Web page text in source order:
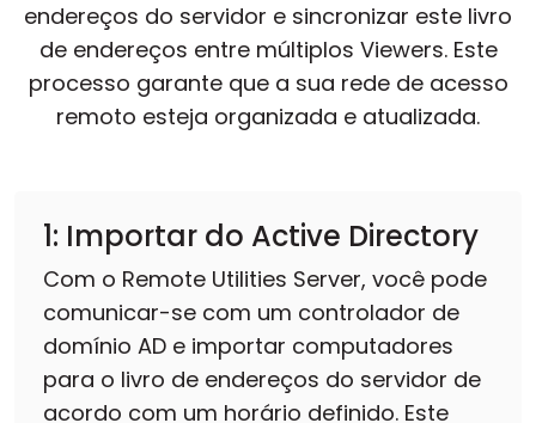
endereços do servidor e sincronizar este livro
de endereços entre múltiplos Viewers. Este
processo garante que a sua rede de acesso
remoto esteja organizada e atualizada.
1: Importar do Active Directory
Com o Remote Utilities Server, você pode
comunicar-se com um controlador de
domínio AD e importar computadores
para o livro de endereços do servidor de
acordo com um horário definido. Este